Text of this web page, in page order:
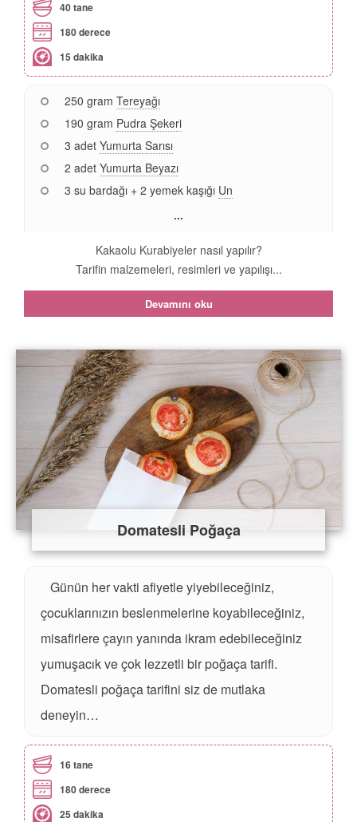
40 tane
180 derece
15 dakika
250 gram Tereyağı
190 gram Pudra Şekeri
3 adet Yumurta Sarısı
2 adet Yumurta Beyazı
3 su bardağı + 2 yemek kaşığı Un
...
Kakaolu Kurabiyeler nasıl yapılır?
Tarifin malzemeleri, resimleri ve yapılışı...
Devamını oku
Domatesli Poğaça
Günün her vakti afiyetle yiyebileceğiniz,
çocuklarınızın beslenmelerine koyabileceğiniz,
misafirlere çayın yanında ikram edebileceğiniz
yumuşacık ve çok lezzetli bir poğaça tarifi.
Domatesli poğaça tarifini siz de mutlaka
deneyin…
16 tane
180 derece
25 dakika